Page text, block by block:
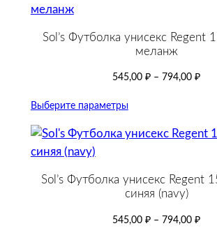
Sol’s Футболка унисекс Regent
меланж
545,00 ₽ – 794,00 ₽
Выберите параметры
Sol’s Футболка унисекс Regent
синяя (navy)
545,00 ₽ – 794,00 ₽